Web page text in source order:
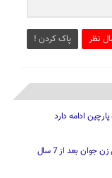
نظر پاک کردن !
ادامه دارد
بعد از 7 سال